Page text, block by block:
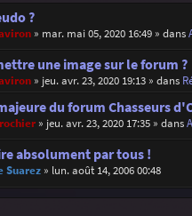
?
» mar. mai 05, 2020 16:49» dans
une image sur le forum ?
» jeu. avr. 23, 2020 19:13» dans
du forum Chasseurs
» jeu. avr. 23, 2020 17:35» dans
absolument par tous !
Suarez» lun. août 14, 2006 00:48